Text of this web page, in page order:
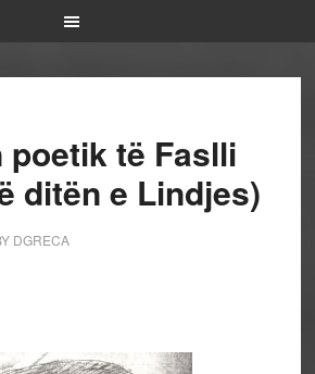
poetik të Faslli
ditën e Lindjes)
DGRECA